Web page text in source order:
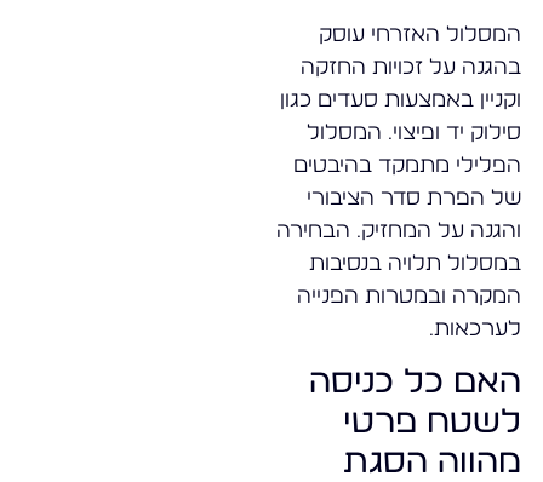
המסלול האזרחי עוסק
בהגנה על זכויות החזקה
וקניין באמצעות סעדים כגון
סילוק יד ופיצוי. המסלול
הפלילי מתמקד בהיבטים
של הפרת סדר הציבורי
והגנה על המחזיק. הבחירה
במסלול תלויה בנסיבות
המקרה ובמטרות הפנייה
לערכאות.
האם כל כניסה
לשטח פרטי
מהווה הסגת